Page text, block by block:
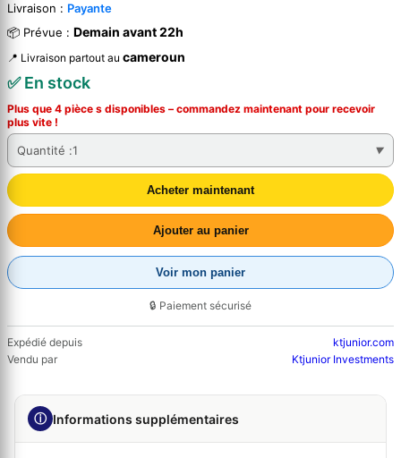
Livraison : Payante
📦 Prévue : Demain avant 22h
📍 Livraison partout au cameroun
✅ En stock
Plus que 4 pièce s disponibles – commandez maintenant pour recevoir
plus vite !
Quantité :1
Acheter maintenant
Ajouter au panier
Voir mon panier
🔒 Paiement sécurisé
Expédié depuis
ktjunior.com
Vendu par
Ktjunior Investments
ⓘ Informations supplémentaires